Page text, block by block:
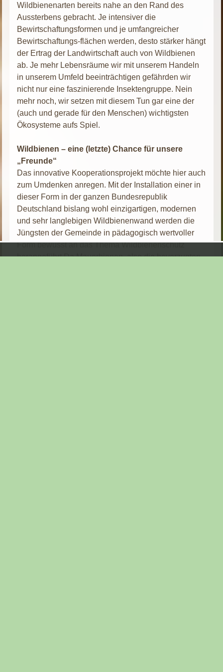
Wildbienenarten bereits nahe an den Rand des
Aussterbens gebracht. Je intensiver die
Bewirtschaftungsformen und je umfangreicher
Bewirtschaftungs-flächen werden, desto stärker hängt
der Ertrag der Landwirtschaft auch von Wildbienen
ab. Je mehr Lebensräume wir mit unserem Handeln
in unserem Umfeld beeinträchtigen gefährden wir
nicht nur eine faszinierende Insektengruppe. Nein
mehr noch, wir setzen mit diesem Tun gar eine der
(auch und gerade für den Menschen) wichtigsten
Ökosysteme aufs Spiel.
Wildbienen – eine (letzte) Chance für unsere
„Freunde“
Das innovative Kooperationsprojekt möchte hier auch
zum Umdenken anregen. Mit der Installation einer in
dieser Form in der ganzen Bundesrepublik
Deutschland bislang wohl einzigartigen, modernen
und sehr langlebigen Wildbienenwand werden die
Jüngsten der Gemeinde in pädagogisch wertvoller
Form bewusst an das Thema Wildbienenschutz
herangeführt.Da Mauerbienen, also die bevorzugten